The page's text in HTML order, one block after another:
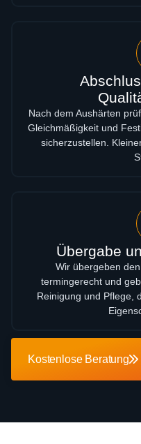
Nach dem Aushärten
Gleichmäßigkeit und
sicherzustellen.
Übergabe
Wir übergeben
termingerecht und
Reinigung und Pflege,
Kostenlose Beratung